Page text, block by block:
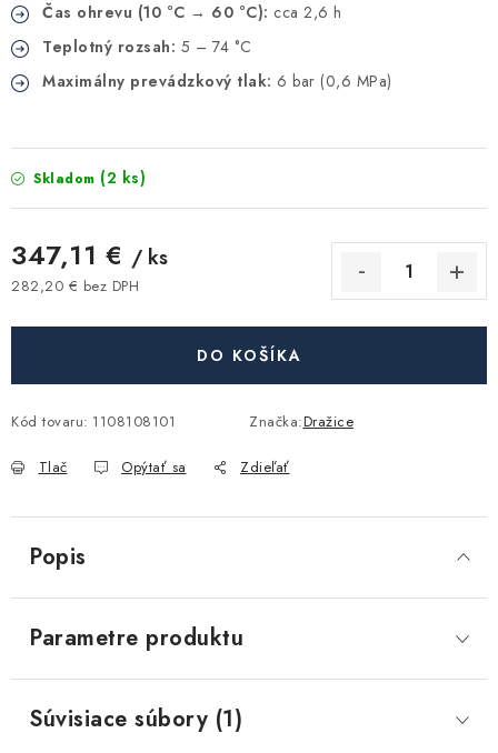
Akcie, Zľavy
Obchodné podmienky požičovne náradia
Moja objednávka
Čas ohrevu (10 °C → 60 °C): cca 2,6 h
Teplotný rozsah: 5 – 74 °C
Maximálny prevádzkový tlak: 6 bar (0,6 MPa)
Skladom (2 ks)
347,11 € / ks
282,20 € bez DPH
DO KOŠÍKA
Kód tovaru: 1108108101 Značka:Dražice
Tlač Opýtať sa Zdieľať
Popis
Parametre produktu
Súvisiace súbory (1)